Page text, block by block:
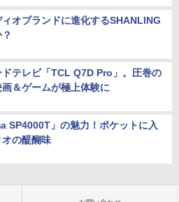
オブランドに進化するSHANLING
テレビ「TCL Q7D Pro」。圧巻の
＆ゲームが極上体験に
SP4000T」の魅力！ポケットに入
の醍醐味